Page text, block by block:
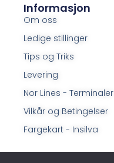
Informasjon
Om oss
Ledige stillinger
Tips og Triks
Levering
Nor Lines - Terminaler
Vilkår og Betingelser
Fargekart - Insilva